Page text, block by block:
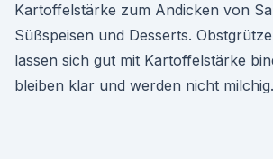
Kartoffelstärke zum Andicken von
Süßspeisen und Desserts.
lassen sich gut mit Kartoffelstärke
bleiben klar und werden nicht milchig.